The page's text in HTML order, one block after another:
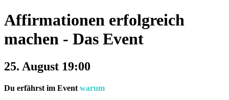
Affirmationen erfolgreich
machen - Das Event
25. August 19:00
Du erfährst im Event warum